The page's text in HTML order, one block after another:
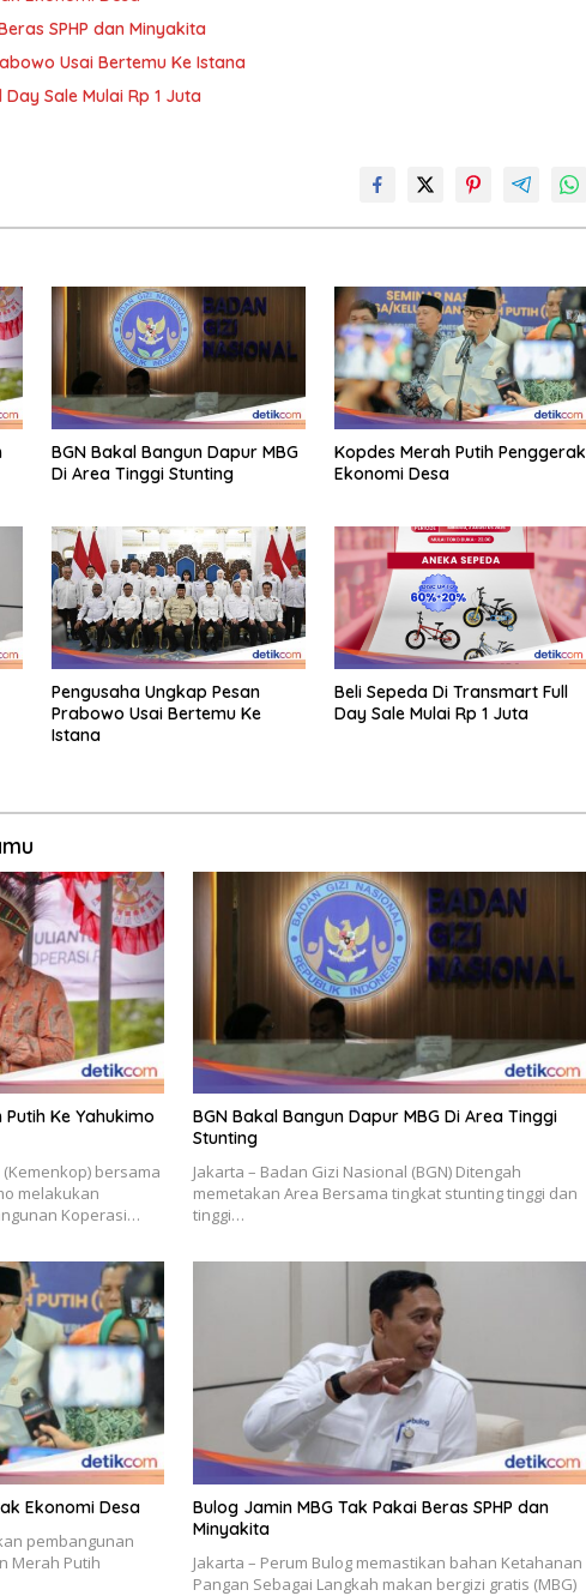
SPHP dan Minyakita
Usai Bertemu Ke Istana
Sale Mulai Rp 1 Juta
BGN Bakal Bangun Dapur MBG
Di Area Tinggi Stunting
Kopdes Merah Putih Penggerak
Ekonomi Desa
Pengusaha Ungkap Pesan
Prabowo Usai Bertemu Ke
Istana
Beli Sepeda Di Transmart Full
Day Sale Mulai Rp 1 Juta
Ke Yahukimo
bersama
melakukan
Koperasi…
BGN Bakal Bangun Dapur MBG Di Area Tinggi
Stunting
Jakarta – Badan Gizi Nasional (BGN) Ditengah
memetakan Area Bersama tingkat stunting tinggi dan
tinggi…
Ekonomi Desa
pembangunan
Merah Putih
Bulog Jamin MBG Tak Pakai Beras SPHP dan
Minyakita
Jakarta – Perum Bulog memastikan bahan Ketahanan
Pangan Sebagai Langkah makan bergizi gratis (MBG)